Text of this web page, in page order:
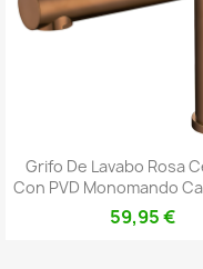
Vista
Grifo De Lavabo Rosa
Con PVD Monomando
59,95 €